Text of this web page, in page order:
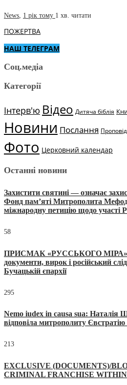
News 1 рік тому 1 хв. читати
ПОЖЕРТВА
НАШ ТЕЛЕГРАМ
Соц.медіа
Категорії
Інтерв'ю Відео Дитяча біблія
Новини Послання
Фото Церковний календар
Останні новини
Захистити святині — означає
Фонд пам’яті Митрополита
міжнародну петицію щодо
58
ПРИСМАК «РУССЬКОГО МІРА»
документи, вирок і російський
Бучацькій єпархії
295
Nemo iudex in causa sua: Наталія
відповіла митрополиту Євстратію
213
EXCLUSIVE (DOCUMENTS)/
CRIMINAL FRANCHISE